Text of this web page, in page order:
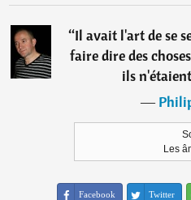
“Il avait l'art de se
faire dire des
ils
―
Les
Facebook Twitter